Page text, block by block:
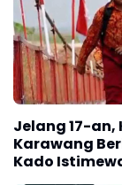
Terlarang
Jelang 17-an,
Karawang
Kado